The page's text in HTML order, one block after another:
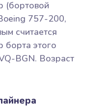
(бортовой
757-200,
считается
борта этого
BGN. Возраст